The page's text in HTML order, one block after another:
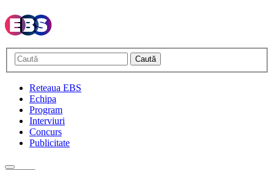
Caută
Reteaua EBS
Echipa
Program
Interviuri
Concurs
Publicitate